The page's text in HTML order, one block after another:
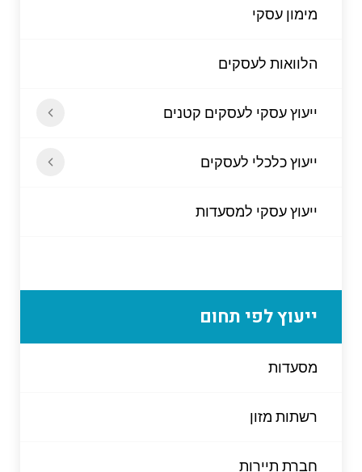
מימון עסקי
הלוואות לעסקים
ייעוץ עסקי לעסקים קטנים
ייעוץ כלכלי לעסקים
ייעוץ עסקי למסעדות
ייעוץ לפי תחום
מסעדות
רשתות מזון
חברת תיירות